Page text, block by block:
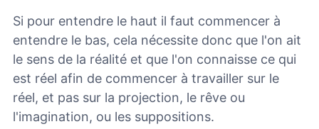
Si pour entendre le haut il faut commencer à
entendre le bas, cela nécessite donc que l'on ait
le sens de la réalité et que l'on connaisse ce qui
est réel afin de commencer à travailler sur le
réel, et pas sur la projection, le rêve ou
l'imagination, ou les suppositions.